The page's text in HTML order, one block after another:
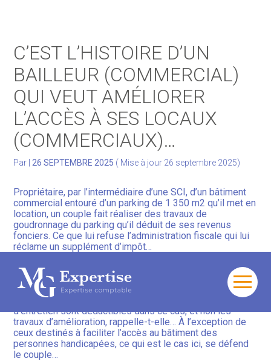
Aller
Développer votre activité
Gérer votre patrimoine
Facturation Électronique
C’EST L’HISTOIRE D’UN
BAILLEUR (COMMERCIAL)
QUI VEUT AMÉLIORER
L’ACCÈS À SES LOCAUX
(COMMERCIAUX)…
Par 26 SEPTEMBRE 2025 ( Mise à jour 26 septembre 2025)
Propriétaire, par l’intermédiaire d’une SCI, d’un bâtiment
commercial entouré d’un parking de 1 350 m2 qu’il met en
location, un couple fait réaliser des travaux de
goudronnage du parking qu’il déduit de ses revenus
fonciers. Ce que lui refuse l’administration fiscale qui lui
réclame un supplément d’impôt…
Le parking étant initialement en gravier, le goudronnage a
constitué une amélioration significative du revêtement,
dépassant le simple entretien, constate l’administration
fiscale. Or, seules les dépenses de réparation et
d’entretien sont déductibles dans ce cas, et non les
travaux d’amélioration, rappelle-t-elle… À l’exception de
ceux destinés à faciliter l’accès au bâtiment des
personnes handicapées, ce qui est le cas ici, se défend
le couple…